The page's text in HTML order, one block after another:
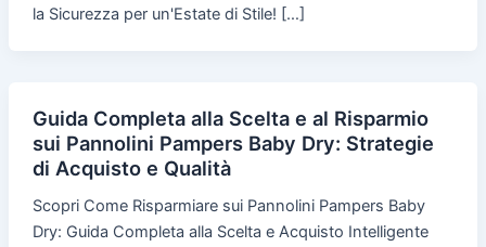
la Sicurezza per un'Estate di Stile! […]
Guida Completa alla Scelta e al Risparmio
sui Pannolini Pampers Baby Dry: Strategie
di Acquisto e Qualità
Scopri Come Risparmiare sui Pannolini Pampers Baby
Dry: Guida Completa alla Scelta e Acquisto Intelligente